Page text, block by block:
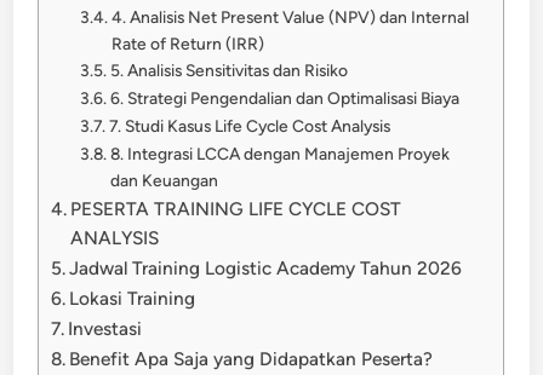
4. Analisis Net Present Value (NPV) dan Internal
Rate of Return (IRR)
5. Analisis Sensitivitas dan Risiko
6. Strategi Pengendalian dan Optimalisasi Biaya
7. Studi Kasus Life Cycle Cost Analysis
8. Integrasi LCCA dengan Manajemen Proyek
dan Keuangan
PESERTA TRAINING LIFE CYCLE COST
ANALYSIS
Jadwal Training Logistic Academy Tahun 2026
Lokasi Training
Investasi
Benefit Apa Saja yang Didapatkan Peserta?